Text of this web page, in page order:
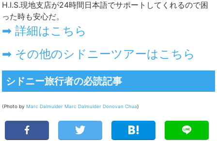
H.I.S.現地支店が24時間日本語でサポートしてくれるので困
った時も安心だ。
➡ 詳細はこちら
➡ その他のシドニーツアーはこちら
シドニー旅行者の必読記事
(Photo by Marc Dalmulder Marc Dalmulder Donovan Chua)